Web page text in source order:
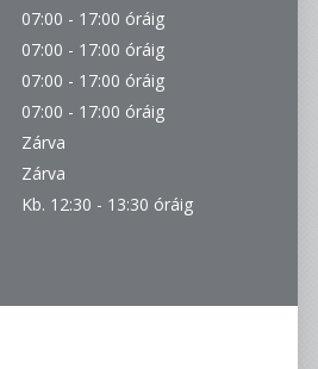
07:00 - 17:00 óráig
07:00 - 17:00 óráig
07:00 - 17:00 óráig
07:00 - 17:00 óráig
Zárva
Zárva
Kb. 12:30 - 13:30 óráig